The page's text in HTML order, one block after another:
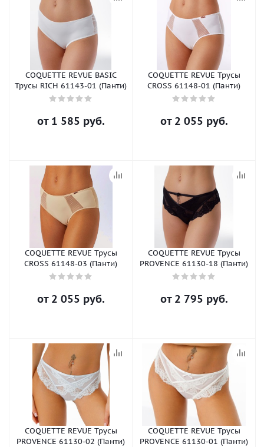
COQUETTE REVUE BASIC
Трусы RICH 61143-01 (Панти)
от 1 585 руб.
COQUETTE REVUE Трусы
CROSS 61148-01 (Панти)
от 2 055 руб.
COQUETTE REVUE Трусы
CROSS 61148-03 (Панти)
от 2 055 руб.
COQUETTE REVUE Трусы
PROVENCE 61130-18 (Панти)
от 2 795 руб.
COQUETTE REVUE Трусы
PROVENCE 61130-02 (Панти)
COQUETTE REVUE Трусы
PROVENCE 61130-01 (Панти)